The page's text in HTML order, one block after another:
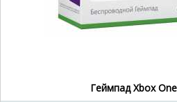
Геймпад Xbox